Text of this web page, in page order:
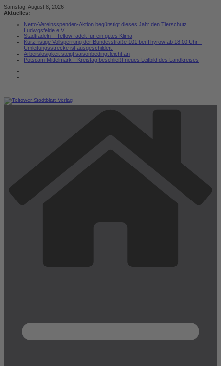
Zum
Inhalt
Samstag, August 8, 2026
Aktuelles:
Netto-Vereinsspenden-Aktion begünstigt dieses Jahr den Tierschutz
Ludwigsfelde e.V.
Stadtradeln – Teltow radelt für ein gutes Klima
Kurzfristige Vollsperrung der Bundesstraße 101 bei Thyrow ab 18:00 Uhr –
Umleitungsstrecke ist ausgeschildert
Arbeitslosigkeit steigt saisonbedingt leicht an
Potsdam-Mittelmark – Kreistag beschließt neues Leitbild des Landkreises